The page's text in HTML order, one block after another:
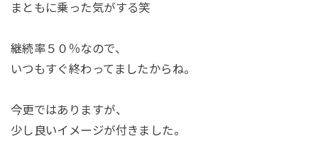
まともに乗った気がする笑
継続率５０％なので、
いつもすぐ終わってましたからね。
今更ではありますが、
少し良いイメージが付きました。